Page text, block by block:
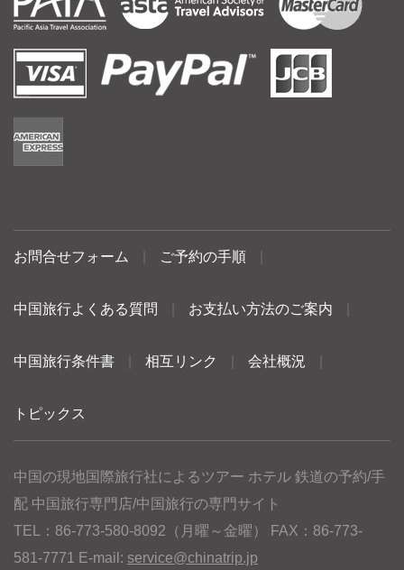
お問合せフォーム ご予約の手順
中国旅行よくある質問 お支払い方法のご案内
中国旅行条件書 相互リンク 会社概況
トピックス
中国の現地国際旅行社によるツアー ホテル 鉄道の予約/手
配 中国旅行専門店/中国旅行の専門サイト
TEL：86-773-580-8092（月曜～金曜） FAX：86-773-
581-7771 E-mail: service@chinatrip.jp